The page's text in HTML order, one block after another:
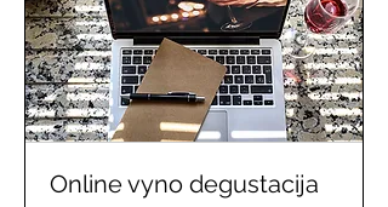
Online vyno degustacija